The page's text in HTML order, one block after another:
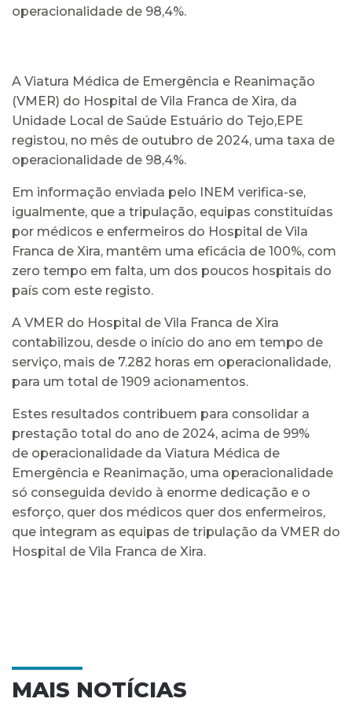
operacionalidade de 98,4%.
A Viatura Médica de Emergência e Reanimação
(VMER) do Hospital de Vila Franca de Xira, da
Unidade Local de Saúde Estuário do Tejo,EPE
registou, no mês de outubro de 2024, uma taxa de
operacionalidade de 98,4%.
Em informação enviada pelo INEM verifica-se,
igualmente, que a tripulação, equipas constituídas
por médicos e enfermeiros do Hospital de Vila
Franca de Xira, mantêm uma eficácia de 100%, com
zero tempo em falta, um dos poucos hospitais do
país com este registo.
A VMER do Hospital de Vila Franca de Xira
contabilizou, desde o início do ano em tempo de
serviço, mais de 7.282 horas em operacionalidade,
para um total de 1909 acionamentos.
Estes resultados contribuem para consolidar a
prestação total do ano de 2024, acima de 99%
de operacionalidade da Viatura Médica de
Emergência e Reanimação, uma operacionalidade
só conseguida devido à enorme dedicação e o
esforço, quer dos médicos quer dos enfermeiros,
que integram as equipas de tripulação da VMER do
Hospital de Vila Franca de Xira.
MAIS NOTÍCIAS